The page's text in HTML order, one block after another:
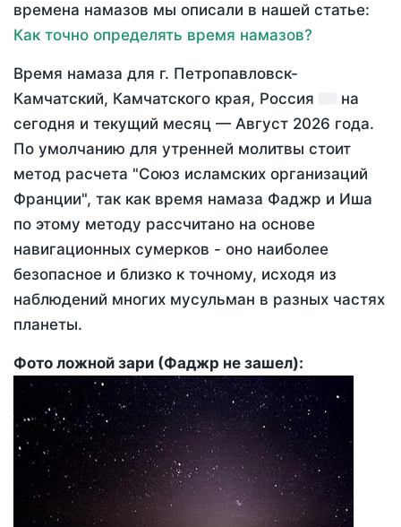
времена намазов мы описали в нашей статье:
Как точно определять время намазов?
Время намаза для г. Петропавловск-
Камчатский, Камчатского края, Россия
на
сегодня и текущий месяц — Август 2026 года.
По умолчанию для утренней молитвы стоит
метод расчета "Союз исламских организаций
Франции", так как время намаза Фаджр и Иша
по этому методу рассчитано на основе
навигационных сумерков - оно наиболее
безопасное и близко к точному, исходя из
наблюдений многих мусульман в разных частях
планеты.
Фото ложной зари (Фаджр не зашел):